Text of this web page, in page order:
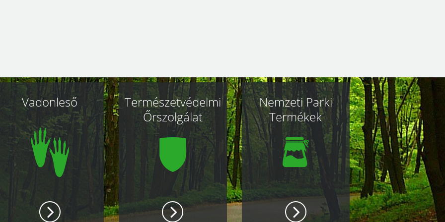
Vadonleső
Természetvédelmi
Őrszolgálat
Nemzeti Parki
Termékek